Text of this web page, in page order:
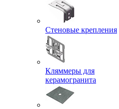
Стеновые крепления
Кляммеры для
керамогранита